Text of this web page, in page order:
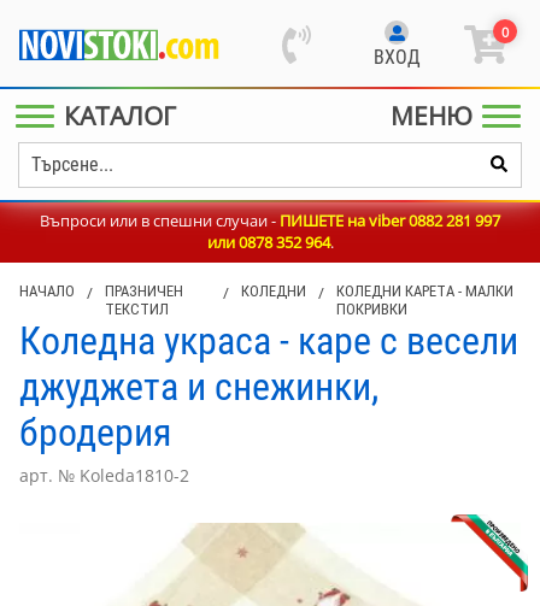
ВХОД
0
КАТАЛОГ МЕНЮ
Въпроси или в спешни случаи -ПИШЕТЕ на viber 0882 281 997
или0878 352 964.
НАЧАЛО /
ПРАЗНИЧЕН
ТЕКСТИЛ
/ КОЛЕДНИ /
КОЛЕДНИ КАРЕТА - МАЛКИ
ПОКРИВКИ
Коледна украса - каре с весели
джуджета и снежинки,
бродерия
арт. № Koleda1810-2